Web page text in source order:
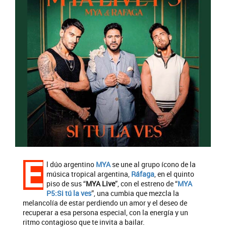
E l dúo argentino MYAse une al grupo ícono de la
música tropical argentina, Ráfaga, en el quinto
piso de sus “MYA Live”, con el estreno de “MYA
P5:Si tú la ves”, una cumbia que mezcla la
melancolía de estar perdiendo un amor y el deseo de
recuperar a esa persona especial, con la energía y un
ritmo contagioso que te invita a bailar.